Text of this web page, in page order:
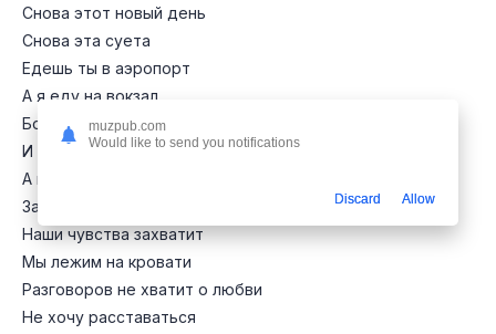
Снова этот новый день
Снова эта суета
Едешь ты в аэропорт
А я еду на вокзал
Большие города
И такси туда – сюда
А мне просто бы сейчас
Заглянуть в твои глаза
Наши чувства захватит
Мы лежим на кровати
Разговоров не хватит о любви
Не хочу расставаться
muzpub.com
Would like to send you notifications
Discard Allow